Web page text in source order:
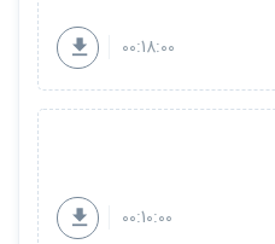
00:18:00
00:10:00